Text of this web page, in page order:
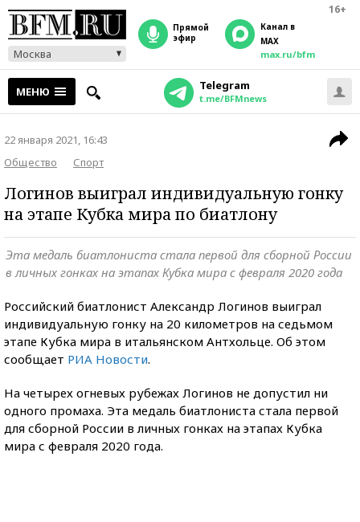
16+
Москва
прямой
эфир
Канал в
MAX
max.ru/bfm
МЕНЮ Telegram
t.me/BFMnews
22 января 2021, 16:43
Общество
Спорт
Логинов выиграл индивидуальную гонку
на этапе Кубка мира по биатлону
Эта медаль биатлониста стала первой для сборной России
в личных гонках на этапах Кубка мира с февраля 2020 года
Российский биатлонист Александр Логинов выиграл
индивидуальную гонку на 20 километров на седьмом
этапе Кубка мира в итальянском Антхольце. Об этом
сообщает РИА Новости.
На четырех огневых рубежах Логинов не допустил ни
одного промаха. Эта медаль биатлониста стала первой
для сборной России в личных гонках на этапах Кубка
мира с февраля 2020 года.